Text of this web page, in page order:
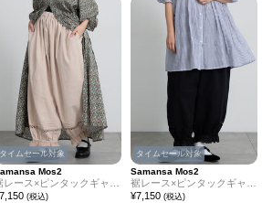
タイムセール対象
Mos2
7,150 (税込)
タイムセール対象
Samansa Mos2
¥7,150 (税込)